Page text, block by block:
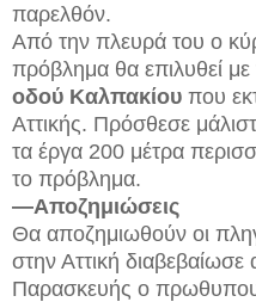
παρελθόν.
Από την πλευρά του ο
πρόβλημα θα επιλυθεί με
οδού Καλπακίου που
Αττικής. Πρόσθεσε
τα έργα 200 μέτρα
το πρόβλημα.
—Αποζημιώσεις
Θα αποζημιωθούν οι
στην Αττική
Παρασκευής ο